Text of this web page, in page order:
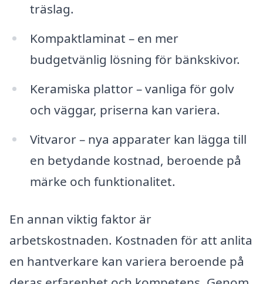
träslag.
Kompaktlaminat – en mer
budgetvänlig lösning för bänkskivor.
Keramiska plattor – vanliga för golv
och väggar, priserna kan variera.
Vitvaror – nya apparater kan lägga till
en betydande kostnad, beroende på
märke och funktionalitet.
En annan viktig faktor är
arbetskostnaden. Kostnaden för att anlita
en hantverkare kan variera beroende på